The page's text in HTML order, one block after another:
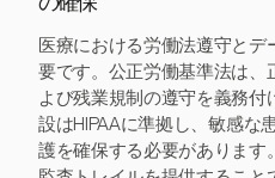
の確保
医療における労働法遵守と
要です。公正労働基準法は、
よび残業規制の遵守を義務
設はHIPAAに準拠し、敏感な
護を確保する必要があります